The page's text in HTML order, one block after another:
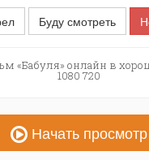
Буду смотреть
«Бабуля» онлайн в
1080 720
Начать просмотр